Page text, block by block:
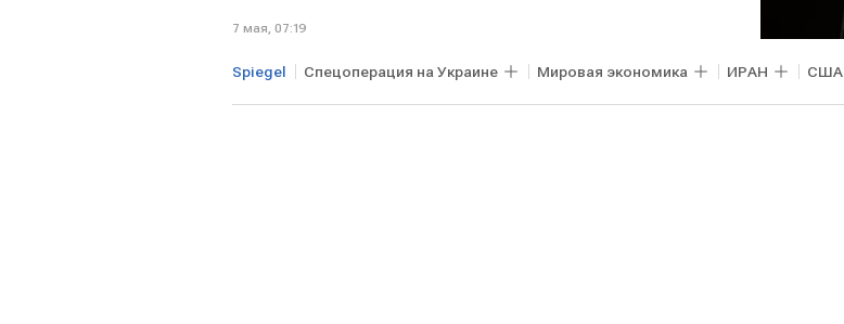
7 мая, 07:19
Spiegel Спецоперация на Украине Мировая экономика ИРАН США
ЗАПАД Дональд Трамп